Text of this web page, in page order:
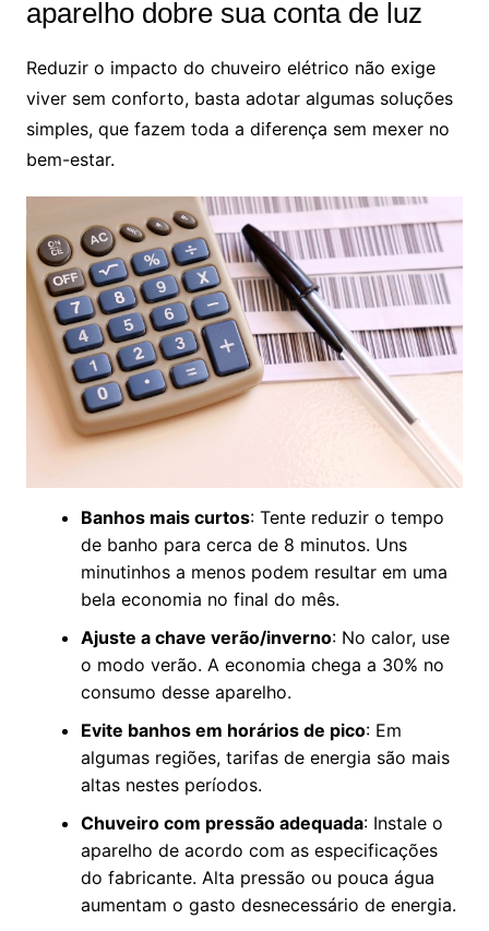
aparelho dobre sua conta de luz
Reduzir o impacto do chuveiro elétrico não exige
viver sem conforto, basta adotar algumas soluções
simples, que fazem toda a diferença sem mexer no
bem-estar.
Banhos mais curtos: Tente reduzir o tempo
de banho para cerca de 8 minutos. Uns
minutinhos a menos podem resultar em uma
bela economia no final do mês.
Ajuste a chave verão/inverno: No calor, use
o modo verão. A economia chega a 30% no
consumo desse aparelho.
Evite banhos em horários de pico: Em
algumas regiões, tarifas de energia são mais
altas nestes períodos.
Chuveiro com pressão adequada: Instale o
aparelho de acordo com as especificações
do fabricante. Alta pressão ou pouca água
aumentam o gasto desnecessário de energia.